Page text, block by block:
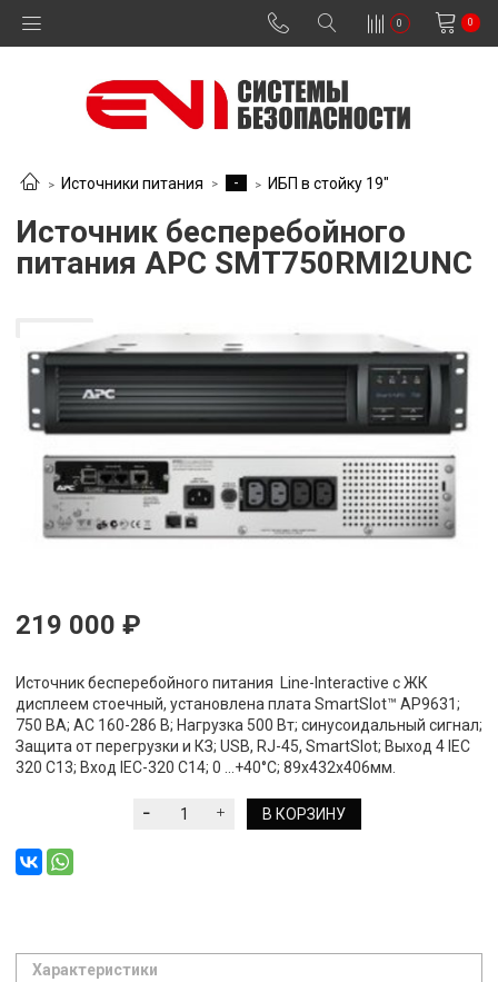
0 0
Источники питания - ИБП в стойку 19"
Источник бесперебойного
питания APC SMT750RMI2UNC
219 000 ₽
Источник бесперебойного питания Line-Interactive с ЖК
дисплеем стоечный, установлена плата SmartSlot™ AP9631;
750 ВА; АС 160-286 В; Нагрузка 500 Вт; cинусоидальный сигнал;
Защита от перегрузки и КЗ; USB, RJ-45, SmartSlot; Выход 4 IEC
320 C13; Вход IEC-320 C14; 0 ...+40°С; 89х432х406мм.
В КОРЗИНУ
Характеристики